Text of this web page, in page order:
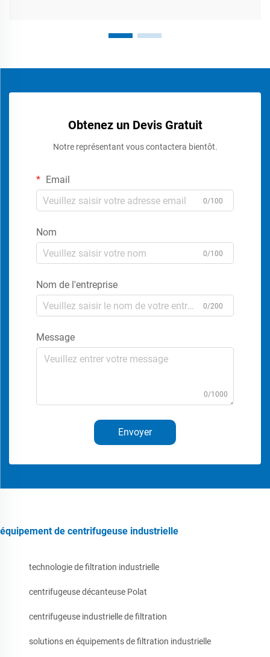
Obtenez un Devis Gratuit
Notre représentant vous contactera bientôt.
Email
0/100
Nom
0/100
Nom de l'entreprise
0/200
Message
0/1000
Envoyer
équipement de centrifugeuse industrielle
technologie de filtration industrielle
centrifugeuse décanteuse Polat
centrifugeuse industrielle de filtration
solutions en équipements de filtration industrielle